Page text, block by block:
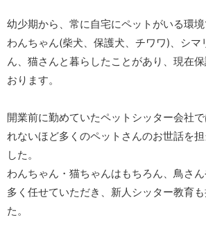
幼少期から、常に自宅にペットがいる環境
わんちゃん(柴犬、保護犬、チワワ)、シマ
ん、猫さんと暮らしたことがあり、現在
おります。
開業前に勤めていたペットシッター会社
れないほど多くのペットさんのお世話を
した。
わんちゃん・猫ちゃんはもちろん、鳥さ
多く任せていただき、新人シッター教育
た。